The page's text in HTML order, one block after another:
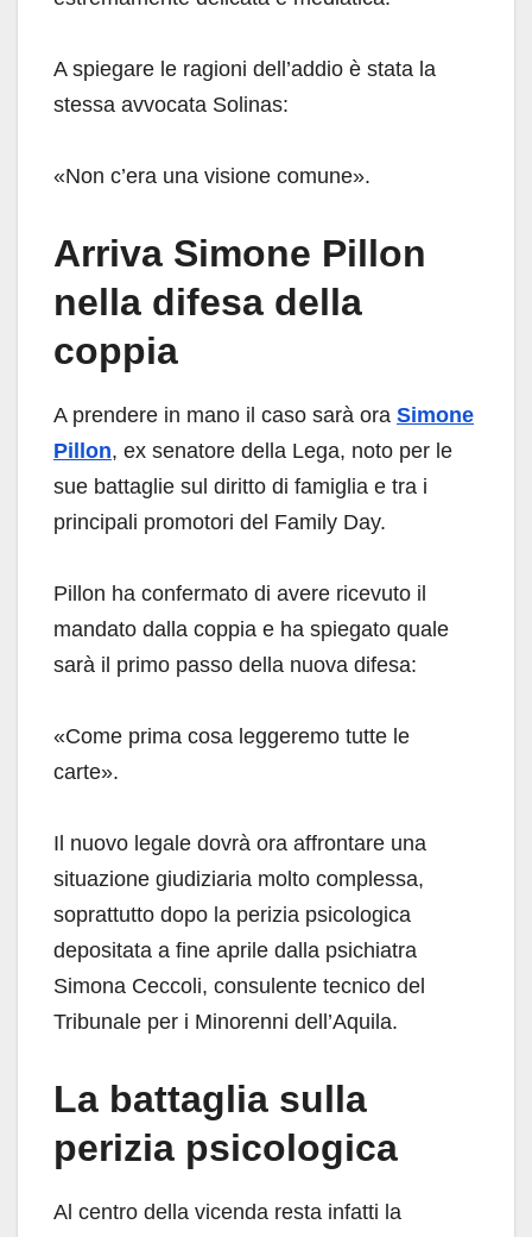
A spiegare le ragioni dell’addio è stata la
stessa avvocata Solinas:
«Non c’era una visione comune».
Arriva Simone Pillon
nella difesa della
coppia
A prendere in mano il caso sarà ora Simone
Pillon, ex senatore della Lega, noto per le
sue battaglie sul diritto di famiglia e tra i
principali promotori del Family Day.
Pillon ha confermato di avere ricevuto il
mandato dalla coppia e ha spiegato quale
sarà il primo passo della nuova difesa:
«Come prima cosa leggeremo tutte le
carte».
Il nuovo legale dovrà ora affrontare una
situazione giudiziaria molto complessa,
soprattutto dopo la perizia psicologica
depositata a fine aprile dalla psichiatra
Simona Ceccoli, consulente tecnico del
Tribunale per i Minorenni dell’Aquila.
La battaglia sulla
perizia psicologica
Al centro della vicenda resta infatti la